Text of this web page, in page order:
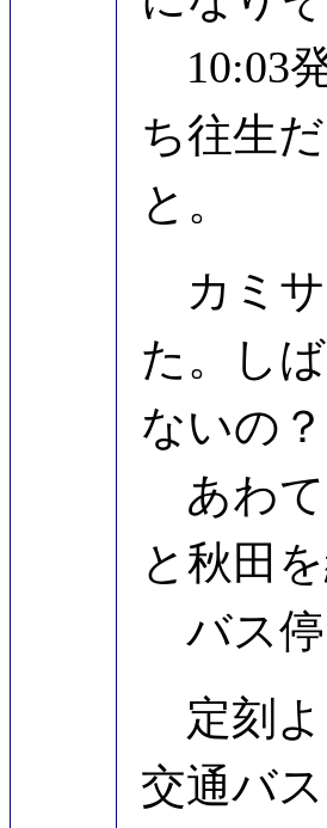
10:03
ち往生
と。
カミサ
た。し
ないの
あわて
と秋田
バス停
定刻よ
交通バ